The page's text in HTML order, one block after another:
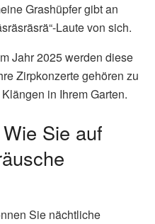
Grashüpfer gibt an
Laute von sich.
Jahr 2025 werden diese
Zirpkonzerte gehören zu
in Ihrem Garten.
Sie auf
Sie nächtliche